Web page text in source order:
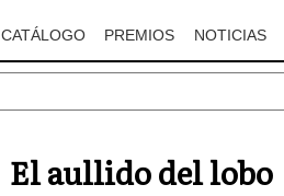
CATÁLOGO PREMIOS NOTICIAS
El aullido del lobo